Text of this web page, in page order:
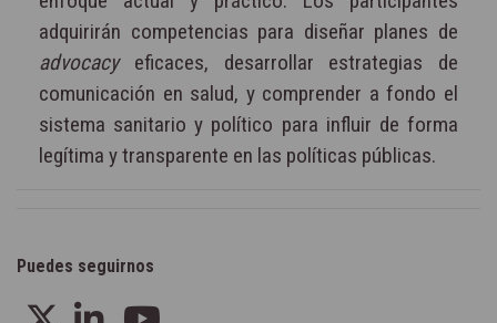
adquirirán competencias para diseñar planes de
advocacyeficaces, desarrollar estrategias de
comunicación en salud, y comprender a fondo el
sistema sanitario y político para influir de forma
legítima y transparente en las políticas públicas.
Puedes seguirnos